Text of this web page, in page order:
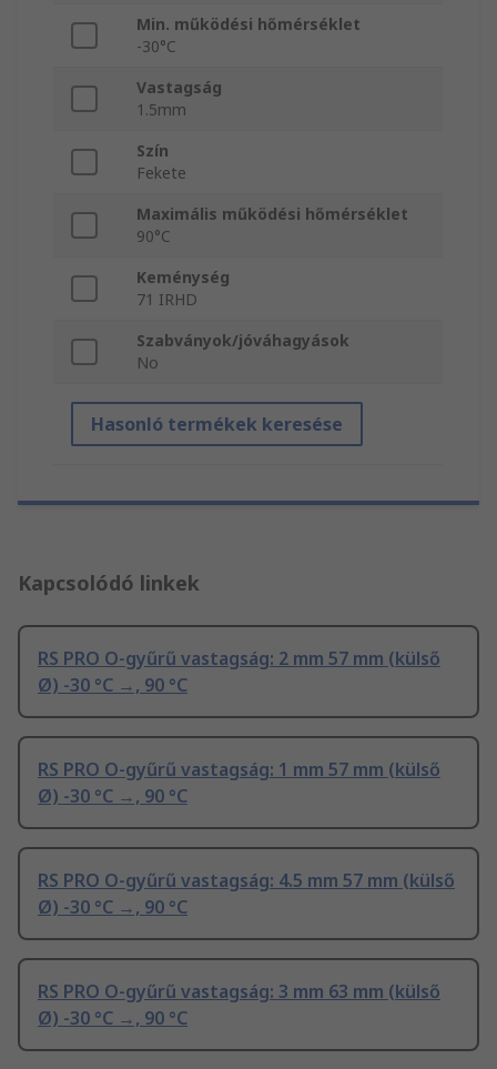
Min. működési hőmérséklet
-30°C
Vastagság
1.5mm
Szín
Fekete
Maximális működési hőmérséklet
90°C
Keménység
71 IRHD
Szabványok/jóváhagyások
No
Hasonló termékek keresése
Kapcsolódó linkek
RS PRO O-gyűrű vastagság: 2 mm 57 mm (külső
Ø) -30 °C →, 90 °C
RS PRO O-gyűrű vastagság: 1 mm 57 mm (külső
Ø) -30 °C →, 90 °C
RS PRO O-gyűrű vastagság: 4.5 mm 57 mm (külső
Ø) -30 °C →, 90 °C
RS PRO O-gyűrű vastagság: 3 mm 63 mm (külső
Ø) -30 °C →, 90 °C